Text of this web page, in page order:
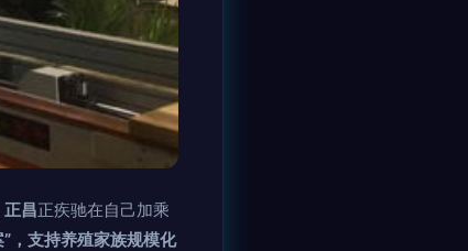
正昌正疾驰在自己加乘
，支持养殖家族规模化